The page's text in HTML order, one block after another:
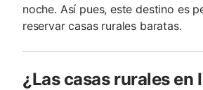
noche. Así pues, este destino es
reservar casas rurales baratas.
¿Las casas rurales en